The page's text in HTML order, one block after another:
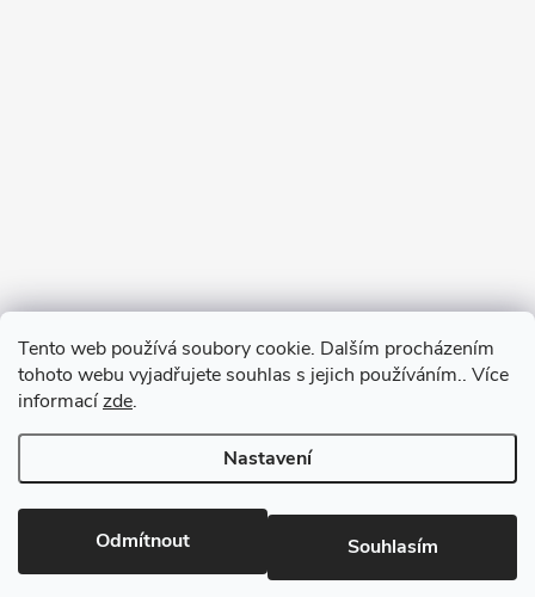
Tento web používá soubory cookie. Dalším procházením
tohoto webu vyjadřujete souhlas s jejich používáním.. Více
informacízde.
Nastavení
Odmítnout Souhlasím
RM-SPORT. Všechna práva vyhrazena.